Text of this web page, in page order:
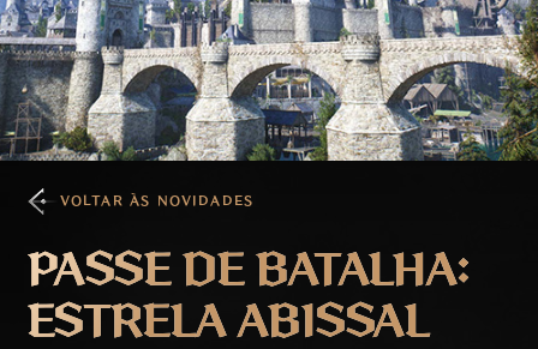
VOLTAR ÀS NOVIDADES
PASSE DE BATALHA:
ESTRELA ABISSAL